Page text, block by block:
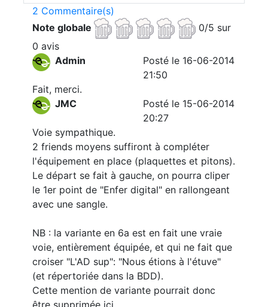
2 Commentaire(s)
Note globale
0/5 sur
0 avis
Admin
Posté le 16-06-2014
21:50
Fait, merci.
JMC
Posté le 15-06-2014
20:27
Voie sympathique.
2 friends moyens suffiront à compléter
l'équipement en place (plaquettes et pitons).
Le départ se fait à gauche, on pourra cliper
le 1er point de "Enfer digital" en rallongeant
avec une sangle.
NB : la variante en 6a est en fait une vraie
voie, entièrement équipée, et qui ne fait que
croiser "L'AD sup": "Nous étions à l'étuve"
(et répertoriée dans la BDD).
Cette mention de variante pourrait donc
être supprimée ici.